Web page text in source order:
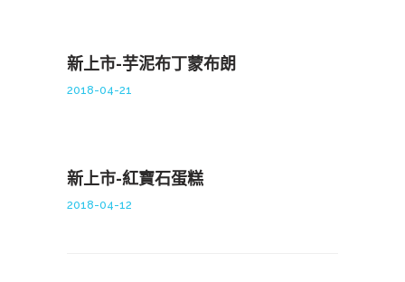
新上市-芋泥布丁蒙布朗
2018-04-21
新上市-紅寶石蛋糕
2018-04-12